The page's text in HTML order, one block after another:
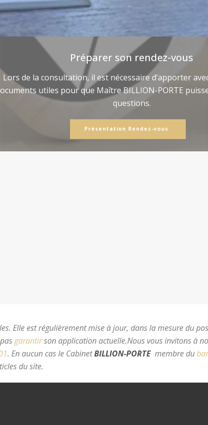
Préparer son rendez-vous
Lors de la consultation, il est nécessaire d’apporter
utiles pour que Maître BILLION-PORTE
questions.
Présentation Rendez-vous
Elle est régulièrement mise à jour, dans la mesure du
garantirson application actuelle.Nous vous invitons à
. En aucun cas le CabinetBILLION-PORTE membre du
du site.